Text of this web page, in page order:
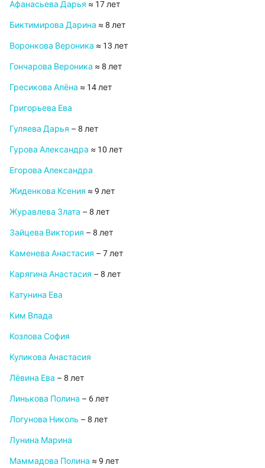
Афанасьева Дарья ≈ 17 лет
Биктимирова Дарина ≈ 8 лет
Воронкова Вероника ≈ 13 лет
Гончарова Вероника ≈ 8 лет
Гресикова Алёна ≈ 14 лет
Григорьева Ева
Гуляева Дарья – 8 лет
Гурова Александра ≈ 10 лет
Егорова Александра
Жиденкова Ксения ≈ 9 лет
Журавлева Злата – 8 лет
Зайцева Виктория – 8 лет
Каменева Анастасия – 7 лет
Карягина Анастасия – 8 лет
Катунина Ева
Ким Влада
Козлова София
Куликова Анастасия
Лёвина Ева – 8 лет
Линькова Полина – 6 лет
Логунова Николь – 8 лет
Лунина Марина
Маммадова Полина ≈ 9 лет